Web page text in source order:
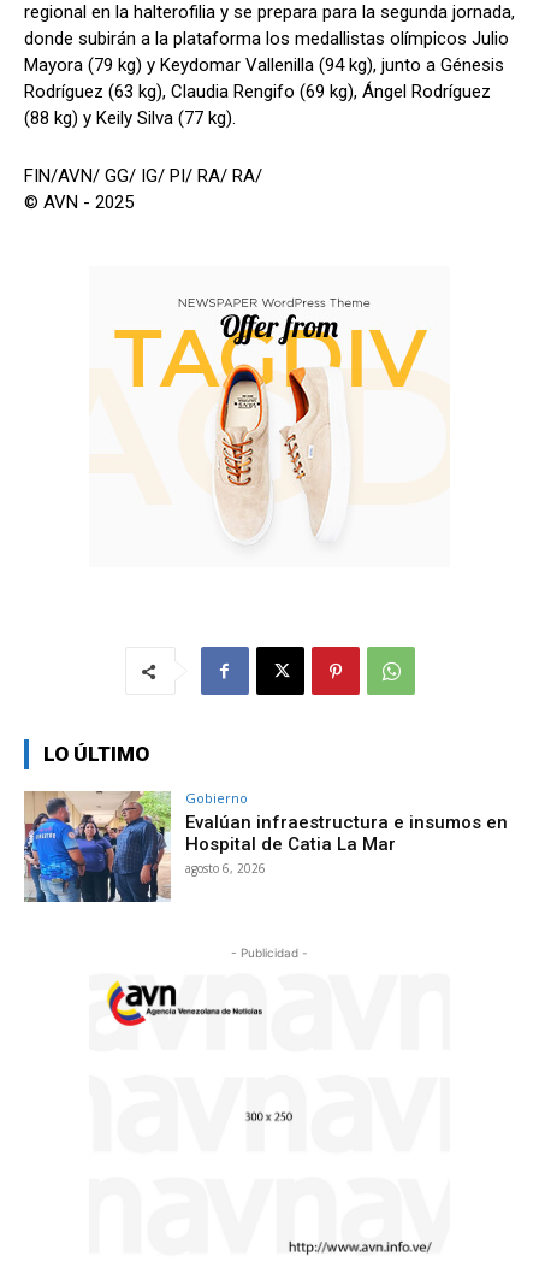
regional en la halterofilia y se prepara para la segunda jornada,
donde subirán a la plataforma los medallistas olímpicos Julio
Mayora (79 kg) y Keydomar Vallenilla (94 kg), junto a Génesis
Rodríguez (63 kg), Claudia Rengifo (69 kg), Ángel Rodríguez
(88 kg) y Keily Silva (77 kg).
FIN/AVN/ GG/ IG/ PI/ RA/ RA/
© AVN - 2025
LO ÚLTIMO
Gobierno
Evalúan infraestructura e insumos en
Hospital de Catia La Mar
agosto 6, 2026
- Publicidad -